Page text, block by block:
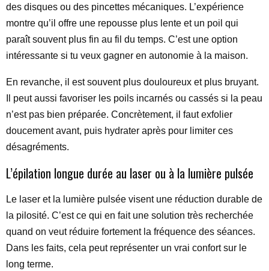
des disques ou des pincettes mécaniques. L’expérience
montre qu’il offre une repousse plus lente et un poil qui
paraît souvent plus fin au fil du temps. C’est une option
intéressante si tu veux gagner en autonomie à la maison.
En revanche, il est souvent plus douloureux et plus bruyant.
Il peut aussi favoriser les poils incarnés ou cassés si la peau
n’est pas bien préparée. Concrètement, il faut exfolier
doucement avant, puis hydrater après pour limiter ces
désagréments.
L’épilation longue durée au laser ou à la lumière pulsée
Le laser et la lumière pulsée visent une réduction durable de
la pilosité. C’est ce qui en fait une solution très recherchée
quand on veut réduire fortement la fréquence des séances.
Dans les faits, cela peut représenter un vrai confort sur le
long terme.